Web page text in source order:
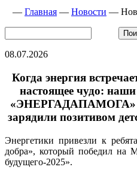
— Главная — Новости —
08.07.2026
Когда энергия
настоящее чудо:
«ЭНЕРГАДАПАМОГА»
зарядили позитивом
Энергетики привезли к
добра», который победил на
будущего-2025».